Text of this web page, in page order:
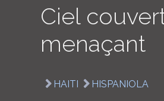
Ciel
menaçant
HAITI HISPANIOLA